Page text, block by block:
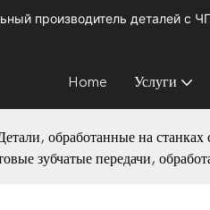
производитель деталей с
Home Услуги
обработанные на
зубчатые передачи,